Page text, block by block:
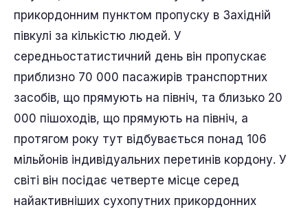
прикордонним пунктом пропуску в Західній
півкулі за кількістю людей. У
середньостатистичний день він пропускає
приблизно 70 000 пасажирів транспортних
засобів, що прямують на північ, та близько 20
000 пішоходів, що прямують на північ, а
протягом року тут відбувається понад 106
мільйонів індивідуальних перетинів кордону. У
світі він посідає четверте місце серед
найактивніших сухопутних прикордонних